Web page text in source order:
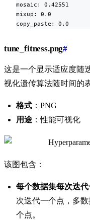
mosaic: 0.42551
mixup: 0.0
copy_paste: 0.0
tune_fitness.png#
这是一个显示适应度随
视化遗传算法随时间的
格式 ：PNG
用途 ：性能可视化
该图包含：
每个数据集每次迭
次迭代一个点，多
个点。